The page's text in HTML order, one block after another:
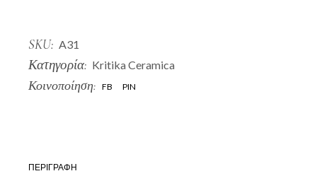
SKU: A31
Κατηγορία: Kritika Ceramica
Κοινοποίηση: FB PIN
ΠΕΡΙΓΡΑΦΗ